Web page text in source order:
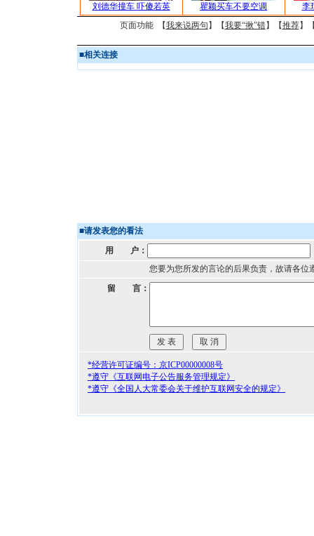
刘德华撞车 吓傻若英 瞿颖买车不要空调
李
页面功能 【我来说两句 】【我要“揪”错】【推荐】
■相关连接
■请发表您的看法
用 户：
您要为您所发的言论的后果负责，故请各位
留 言：
*经营许可证编号：京ICP00000008号
*遵守《互联网电子公告服务管理规定》
*遵守《全国人大常委会关于维护互联网安全的规定》